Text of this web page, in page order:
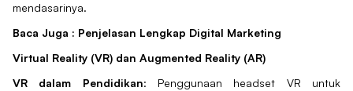
mendasarinya.
Baca Juga : Penjelasan Lengkap Digital Marketing
Virtual Reality (VR) dan Augmented Reality (AR)
VR dalam Pendidikan: Penggunaan headset VR untuk